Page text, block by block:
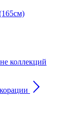
коллекций